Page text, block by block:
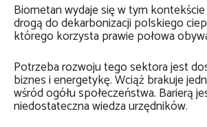
Biometan wydaje się w tym
drogą do dekarbonizacji polskiego
którego korzysta prawie połowa
Potrzeba rozwoju tego sektora jest
biznes i energetykę. Wciąż brakuje
wśród ogółu społeczeństwa. Barierą
niedostateczna wiedza urzędników.